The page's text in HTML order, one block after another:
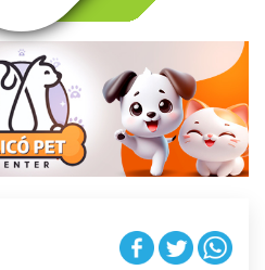
v
g
t
i
o
n